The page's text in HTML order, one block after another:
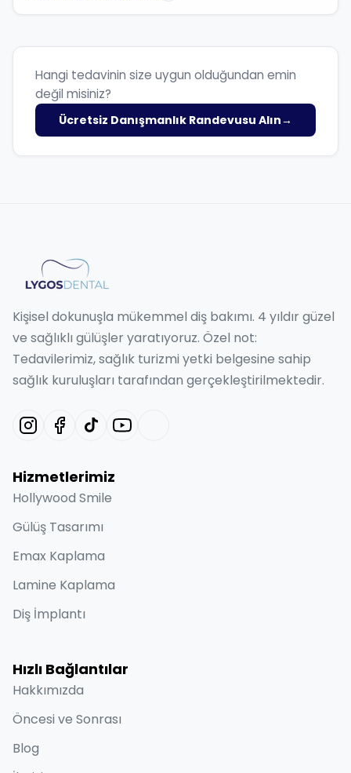
Hangi tedavinin size uygun olduğundan emin
değil misiniz?
Ücretsiz Danışmanlık Randevusu Alın→
Kişisel dokunuşla mükemmel diş bakımı. 4 yıldır güzel
ve sağlıklı gülüşler yaratıyoruz. Özel not:
Tedavilerimiz, sağlık turizmi yetki belgesine sahip
sağlık kuruluşları tarafından gerçekleştirilmektedir.
Hizmetlerimiz
Hollywood Smile
Gülüş Tasarımı
Emax Kaplama
Lamine Kaplama
Diş İmplantı
Hızlı Bağlantılar
Hakkımızda
Öncesi ve Sonrası
Blog